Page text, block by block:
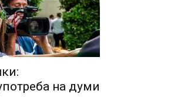
на думи